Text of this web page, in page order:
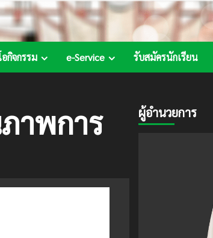
กิจกรรม e-Service รับสมัครนักเรียน
าพการ
ผู้อำนวยการ